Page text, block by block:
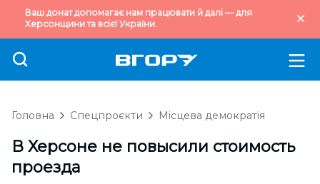
Ваш донат допомагає нам працювати й далі — для
Херсонщини та всієї України.
Головна Спецпроєкти Місцева демократія
В Херсоне не повысили стоимость
проезда